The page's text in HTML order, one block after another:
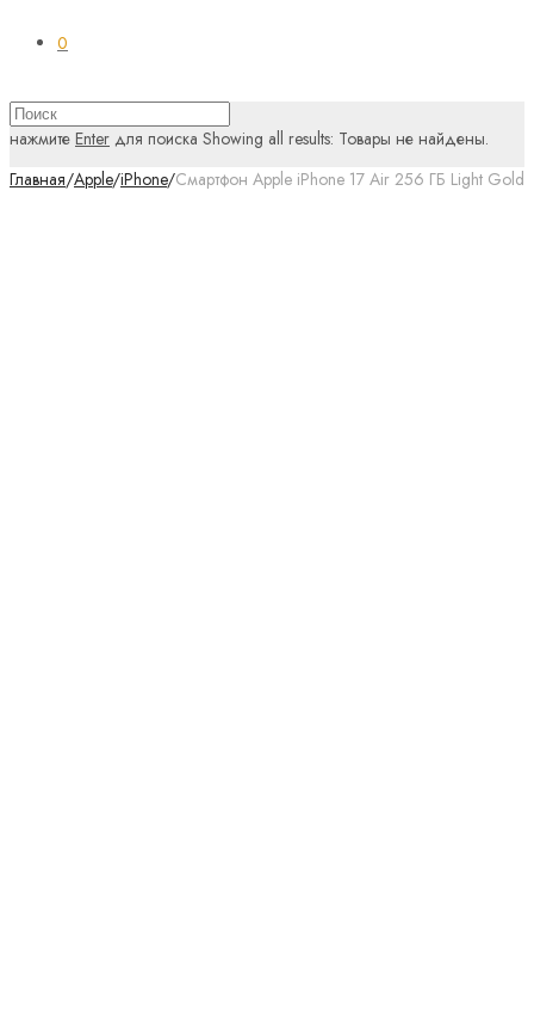
0
нажмите Enter для поиска Showing all results: Товары не найдены.
Главная/Apple/iPhone/Смартфон Apple iPhone 17 Air 256 ГБ Light Gold